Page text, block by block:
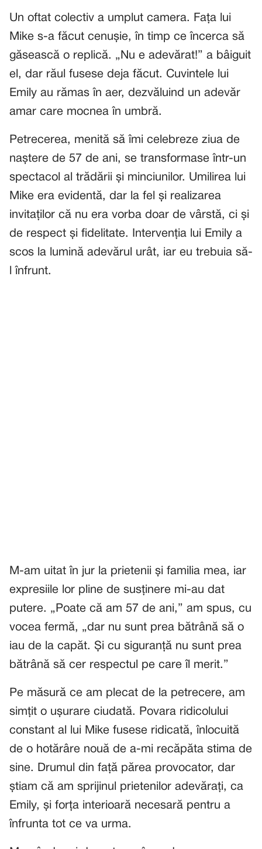
Un oftat colectiv a umplut camera. Fața lui
Mike s-a făcut cenușie, în timp ce încerca să
găsească o replică. „Nu e adevărat!” a bâiguit
el, dar răul fusese deja făcut. Cuvintele lui
Emily au rămas în aer, dezvăluind un adevăr
amar care mocnea în umbră.
Petrecerea, menită să îmi celebreze ziua de
naștere de 57 de ani, se transformase într-un
spectacol al trădării și minciunilor. Umilirea lui
Mike era evidentă, dar la fel și realizarea
invitaților că nu era vorba doar de vârstă, ci și
de respect și fidelitate. Intervenția lui Emily a
scos la lumină adevărul urât, iar eu trebuia să-
l înfrunt.
M-am uitat în jur la prietenii și familia mea, iar
expresiile lor pline de susținere mi-au dat
putere. „Poate că am 57 de ani,” am spus, cu
vocea fermă, „dar nu sunt prea bătrână să o
iau de la capăt. Și cu siguranță nu sunt prea
bătrână să cer respectul pe care îl merit.”
Pe măsură ce am plecat de la petrecere, am
simțit o ușurare ciudată. Povara ridicolului
constant al lui Mike fusese ridicată, înlocuită
de o hotărâre nouă de a-mi recăpăta stima de
sine. Drumul din față părea provocator, dar
știam că am sprijinul prietenilor adevărați, ca
Emily, și forța interioară necesară pentru a
înfrunta tot ce va urma.